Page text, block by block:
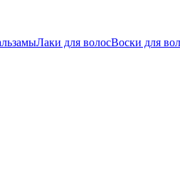
Лаки для волосВоски для